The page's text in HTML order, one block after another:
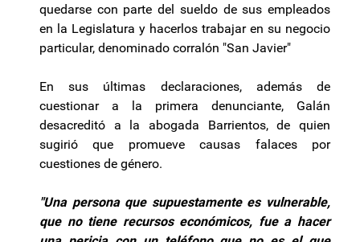
quedarse con parte del sueldo de sus empleados
en la Legislatura y hacerlos trabajar en su negocio
particular, denominado corralón "San Javier"
En sus últimas declaraciones, además de
cuestionar a la primera denunciante, Galán
desacreditó a la abogada Barrientos, de quien
sugirió que promueve causas falaces por
cuestiones de género.
"Una persona que supuestamente es vulnerable,
que no tiene recursos económicos, fue a hacer